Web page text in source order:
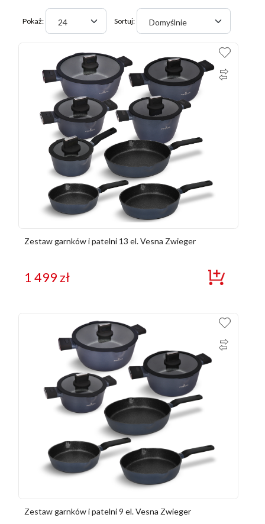
Pokaż: 24 Sortuj: Domyślnie
Zestaw garnków i patelni 13 el. Vesna Zwieger
1 499zł
Zestaw garnków i patelni 9 el. Vesna Zwieger